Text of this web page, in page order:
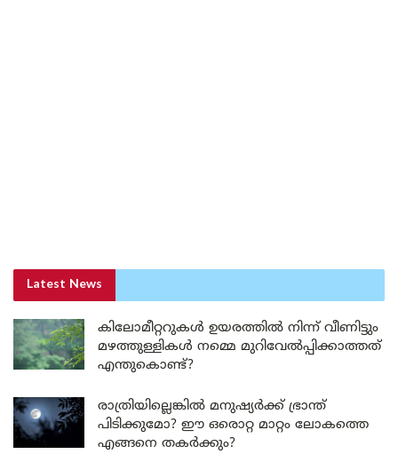
Latest News
കിലോമീറ്ററുകൾ ഉയരത്തിൽ നിന്ന് വീണിട്ടും
മഴത്തുള്ളികൾ നമ്മെ മുറിവേൽപ്പിക്കാത്തത്
എന്തുകൊണ്ട്?
രാത്രിയില്ലെങ്കിൽ മനുഷ്യർക്ക് ഭ്രാന്ത്
പിടിക്കുമോ? ഈ ഒരൊറ്റ മാറ്റം ലോകത്തെ
എങ്ങനെ തകർക്കും?